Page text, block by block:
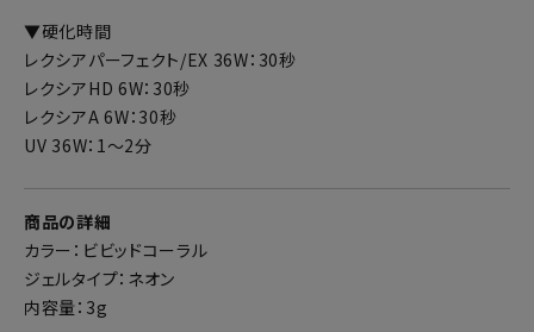
▼硬化時間
レクシアパーフェクト/EX 36W：30秒
レクシアHD 6W：30秒
レクシアA 6W：30秒
UV 36W：1～2分
商品の詳細
カラー：ビビッドコーラル
ジェルタイプ：ネオン
内容量：3g